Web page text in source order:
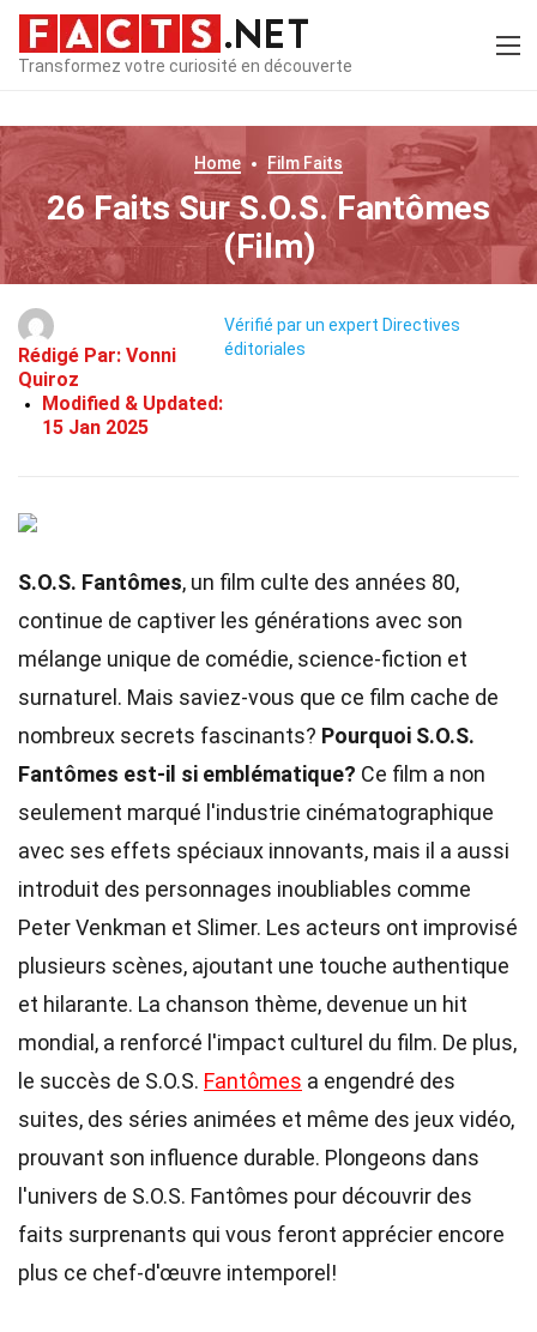
Transformez votre curiosité en découverte
Home Film Faits
26 Faits Sur S.O.S. Fantômes
(Film)
Rédigé Par: Vonni
Quiroz
Modified & Updated:
15 Jan 2025
Vérifié par un expert Directives
éditoriales
S.O.S. Fantômes, un film culte des années 80,
continue de captiver les générations avec son
mélange unique de comédie, science-fiction et
surnaturel. Mais saviez-vous que ce film cache de
nombreux secrets fascinants? Pourquoi S.O.S.
Fantômes est-il si emblématique? Ce film a non
seulement marqué l'industrie cinématographique
avec ses effets spéciaux innovants, mais il a aussi
introduit des personnages inoubliables comme
Peter Venkman et Slimer. Les acteurs ont improvisé
plusieurs scènes, ajoutant une touche authentique
et hilarante. La chanson thème, devenue un hit
mondial, a renforcé l'impact culturel du film. De plus,
le succès de S.O.S. Fantômes a engendré des
suites, des séries animées et même des jeux vidéo,
prouvant son influence durable. Plongeons dans
l'univers de S.O.S. Fantômes pour découvrir des
faits surprenants qui vous feront apprécier encore
plus ce chef-d'œuvre intemporel!